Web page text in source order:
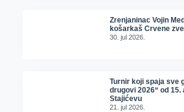
Zrenjaninac Vojin
košarkaš Crvene
30. jul 2026.
Turnir koji spaja sve
drugovi 2026“ od 15.
Stajićevu
21. jul 2026.